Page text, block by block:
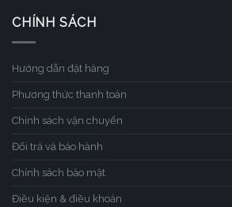
CHÍNH SÁCH
Hướng dẫn đặt hàng
Phương thức thanh toán
Chính sách vận chuyển
Đổi trả và bảo hành
Chính sách bảo mật
Điều kiện & điều khoản